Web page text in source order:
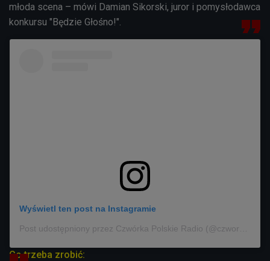
młoda scena – mówi Damian Sikorski, juror i pomysłodawca
konkursu "Będzie Głośno!".
Wyświetl ten post na Instagramie
Co trzeba zrobić: